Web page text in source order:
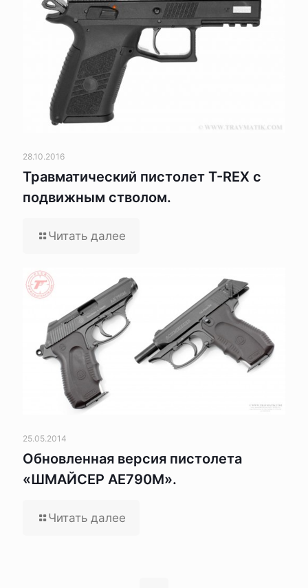
28.10.2016
Травматический пистолет T-REX с
подвижным стволом.
Читать далее
25.05.2014
Обновленная версия пистолета
«ШМАЙСЕР АЕ790М».
Читать далее